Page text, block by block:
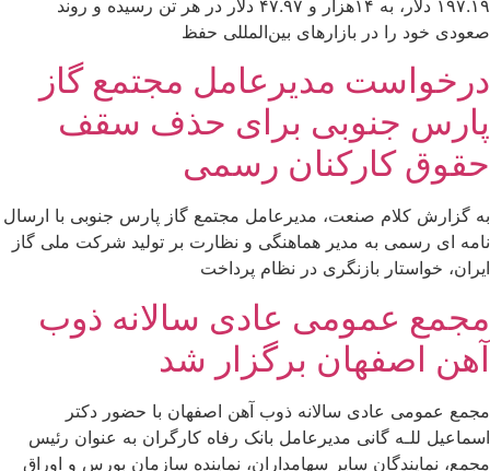
۱۹۷.۱۹ دلار، به ۱۴هزار و ۴۷.۹۷ دلار در هر تن رسیده و روند
صعودی خود را در بازارهای بین‌المللی حفظ
درخواست مدیرعامل مجتمع گاز
پارس جنوبی برای حذف سقف
حقوق کارکنان رسمی
به گزارش کلام صنعت، مدیرعامل مجتمع گاز پارس جنوبی با ارسال
نامه ای رسمی به مدیر هماهنگی و نظارت بر تولید شرکت ملی گاز
ایران، خواستار بازنگری در نظام پرداخت
مجمع عمومی عادی سالانه ذوب
آهن اصفهان برگزار شد
مجمع عمومی عادی سالانه ذوب آهن اصفهان با حضور دکتر
اسماعیل للـه گانی مدیرعامل بانک رفاه کارگران به عنوان رئیس
مجمع، نمایندگان سایر سهامداران، نماینده سازمان بورس و اوراق